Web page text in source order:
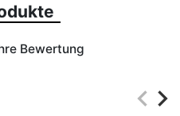
Bewertung
keyboard_arrow_left
keyboard_arrow_right